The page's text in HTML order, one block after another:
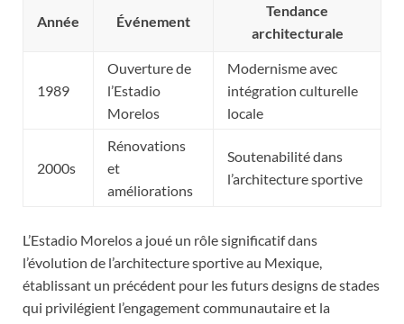
Année Événement
Tendance
architecturale
1989
Ouverture de
l’Estadio
Morelos
Modernisme avec
intégration culturelle
locale
2000s
Rénovations
et
améliorations
Soutenabilité dans
l’architecture sportive
L’Estadio Morelos a joué un rôle significatif dans
l’évolution de l’architecture sportive au Mexique,
établissant un précédent pour les futurs designs de stades
qui privilégient l’engagement communautaire et la